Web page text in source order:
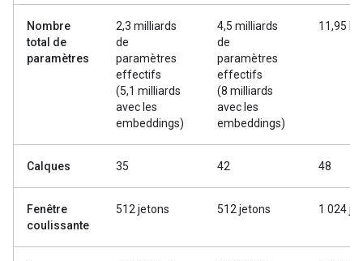
Nombre
total de
paramètres
2,3 milliards
de
paramètres
effectifs
(5,1 milliards
avec les
embeddings)
4,5 milliards
de
paramètres
effectifs
(8 milliards
avec les
embeddings)
11,95
Calques 35 42 48
Fenêtre
coulissante
512 jetons 512 jetons 1 024